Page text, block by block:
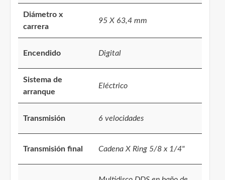
Diámetro x
carrera
95 X 63,4 mm
Encendido Digital
Sistema de
arranque
Eléctrico
Transmisión 6 velocidades
Transmisión final Cadena X Ring 5/8 x 1/4"